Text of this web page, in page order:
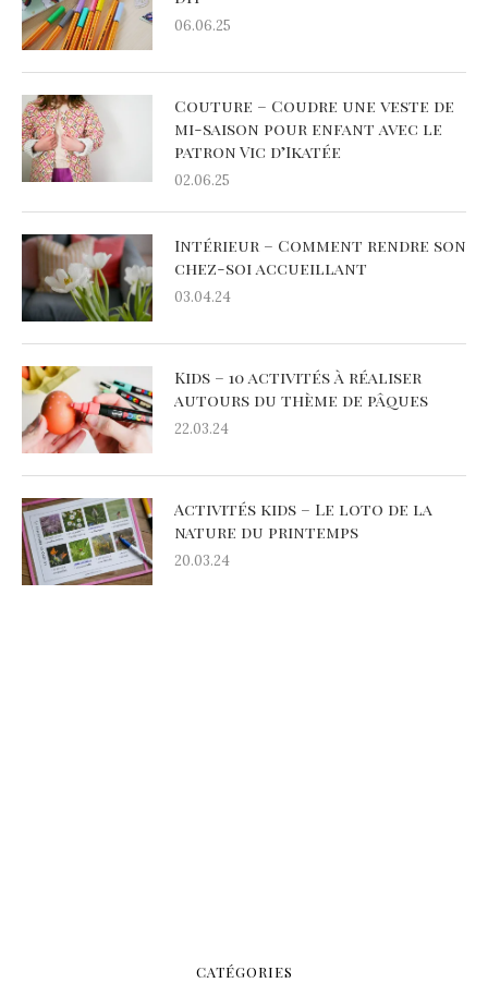
06.06.25
Couture – Coudre une veste de
mi-saison pour enfant avec le
patron Vic d’Ikatée
02.06.25
Intérieur – Comment rendre son
chez-soi accueillant
03.04.24
Kids – 10 activités à réaliser
autours du thème de pâques
22.03.24
Activités kids – Le loto de la
nature du printemps
20.03.24
CATÉGORIES